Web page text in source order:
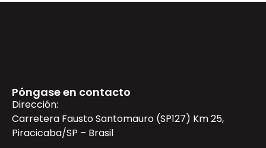
Póngase en contacto
Dirección:
Carretera Fausto Santomauro (SP127) Km 25,
Piracicaba/SP – Brasil